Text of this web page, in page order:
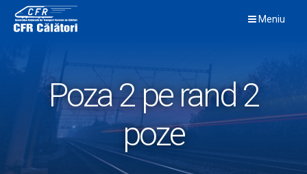
content
Meniu
Poza 2 pe rand 2
poze